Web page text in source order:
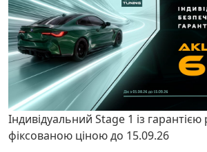
Індивідуальний Stage 1 із гарантією
фіксованою ціною до 15.09.26